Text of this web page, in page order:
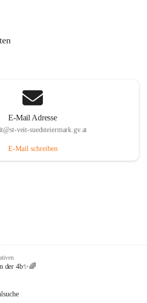
E-Mail Adresse
veit-suedsteiermark.gv.at
E-Mail schreiben
der 4b✨🌈